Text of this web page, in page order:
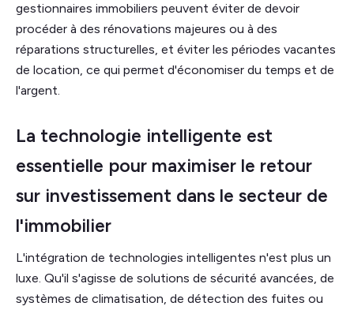
gestionnaires immobiliers peuvent éviter de devoir
procéder à des rénovations majeures ou à des
réparations structurelles, et éviter les périodes vacantes
de location, ce qui permet d'économiser du temps et de
l'argent.
La technologie intelligente est
essentielle pour maximiser le retour
sur investissement dans le secteur de
l'immobilier
L'intégration de technologies intelligentes n'est plus un
luxe. Qu'il s'agisse de solutions de sécurité avancées, de
systèmes de climatisation, de détection des fuites ou